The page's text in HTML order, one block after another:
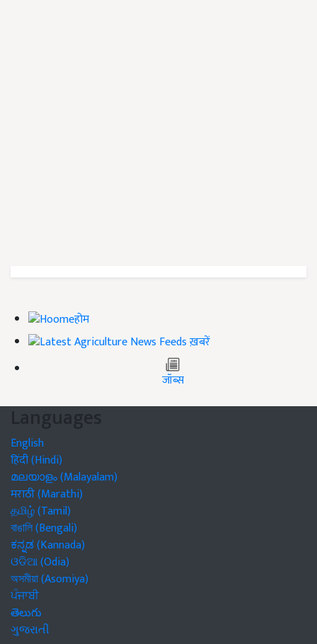
होम
ख़बरें
जॉब्स
Languages
English
हिंदी (Hindi)
മലയാളം (Malayalam)
मराठी (Marathi)
தமிழ் (Tamil)
বাঙালি (Bengali)
ಕನ್ನಡ (Kannada)
ଓଡିଆ (Odia)
অসমীয়া (Asomiya)
ਪੰਜਾਬੀ
తెలుగు
ગુજરાતી